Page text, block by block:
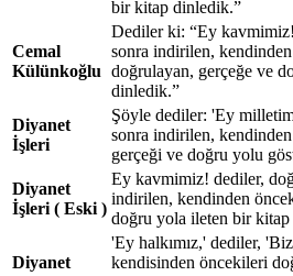
bir kitap dinledik.”
Cemal
Külünkoğlu
Dediler ki: “Ey
sonra indirilen,
doğrulayan, gerçeğe ve
dinledik.”
Diyanet
İşleri
Şöyle dediler: 'Ey
sonra indirilen,
gerçeği ve doğru yolu
Diyanet
İşleri ( Eski )
Ey kavmimiz! dediler,
indirilen, kendinden
doğru yola ileten bir
Diyanet
'Ey halkımız,' dediler,
kendisinden öncekileri